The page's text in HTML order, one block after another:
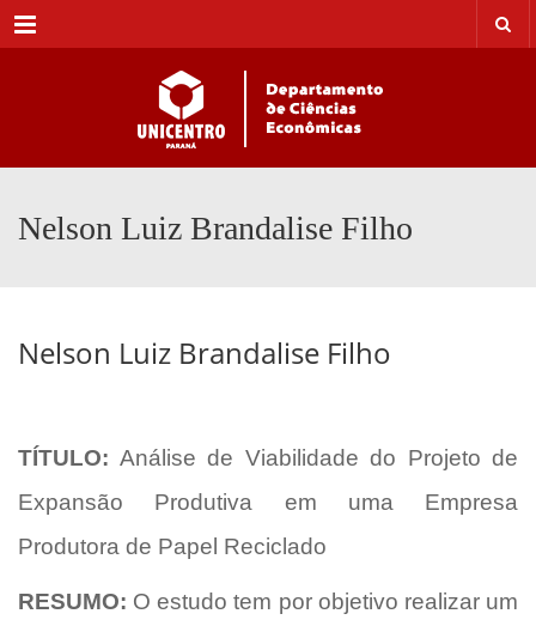
Menu
Nelson Luiz Brandalise Filho
Nelson Luiz Brandalise Filho
TÍTULO: Análise de Viabilidade do Projeto de
Expansão Produtiva em uma Empresa
Produtora de Papel Reciclado
RESUMO: O estudo tem por objetivo realizar um